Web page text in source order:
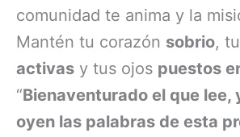
comunidad te anima y la
Mantén tu corazón sobrio,
activas y tus ojos puestos
“Bienaventurado el que lee,
oyen las palabras de esta